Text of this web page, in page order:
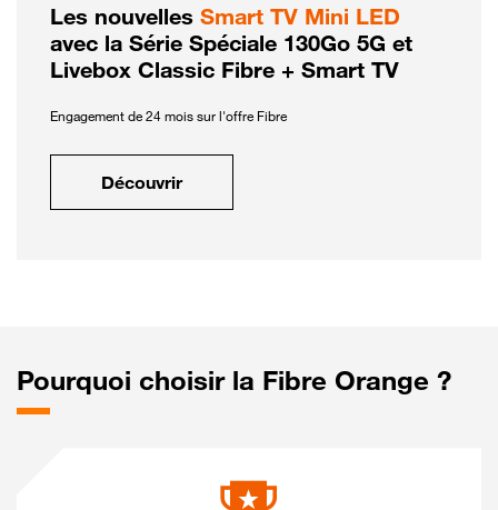
Les nouvelles Smart TV Mini LED
avec la Série Spéciale 130Go 5G et
Livebox Classic Fibre + Smart TV
Engagement de 24 mois sur l'offre Fibre
Découvrir
Pourquoi choisir la Fibre Orange ?